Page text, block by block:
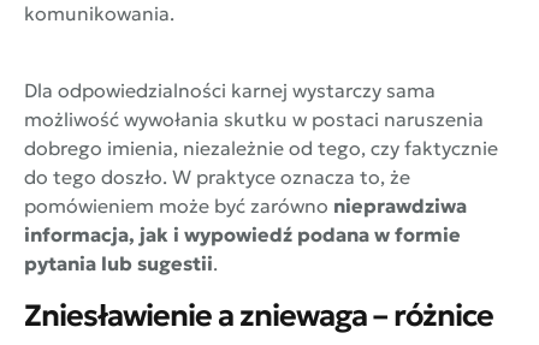
komunikowania.
Dla odpowiedzialności karnej wystarczy sama
możliwość wywołania skutku w postaci naruszenia
dobrego imienia, niezależnie od tego, czy faktycznie
do tego doszło. W praktyce oznacza to, że
pomówieniem może być zarówno nieprawdziwa
informacja, jak i wypowiedź podana w formie
pytania lub sugestii.
Zniesławienie a zniewaga – różnice